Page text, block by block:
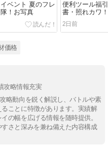
ベント 夏のフレ
！お写真
便利ツール福
書・照れカワ
便利ツール福
しぐさ？価格
2日前
価格
攻略情報充実
略動向を鋭く解説し、バトルや素
ことに特徴があります。実績解
の幅を広げる情報を随時提供。
さと深みを兼ね備えた内容構成